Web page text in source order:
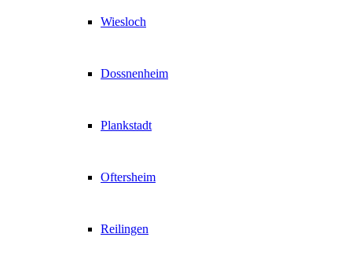
Wiesloch
Dossnenheim
Plankstadt
Oftersheim
Reilingen